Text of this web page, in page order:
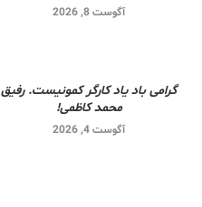
آگوست 8, 2026
گرامی باد یاد کارگر کمونیست. رفیق
محمد کاظمی!
آگوست 4, 2026